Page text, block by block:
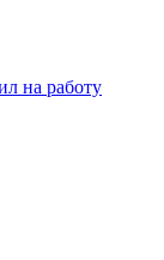
на работу